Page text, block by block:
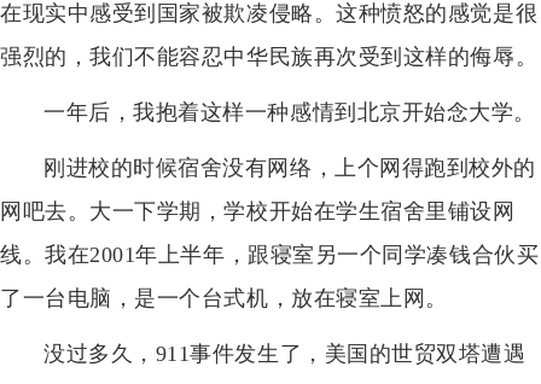
在现实中感受到国家被欺凌侵略。这种愤怒的感觉是很
强烈的，我们不能容忍中华民族再次受到这样的侮辱。
一年后，我抱着这样一种感情到北京开始念大学。
刚进校的时候宿舍没有网络，上个网得跑到校外的
网吧去。大一下学期，学校开始在学生宿舍里铺设网
线。我在2001年上半年，跟寝室另一个同学凑钱合伙买
了一台电脑，是一个台式机，放在寝室上网。
没过多久，911事件发生了，美国的世贸双塔遭遇